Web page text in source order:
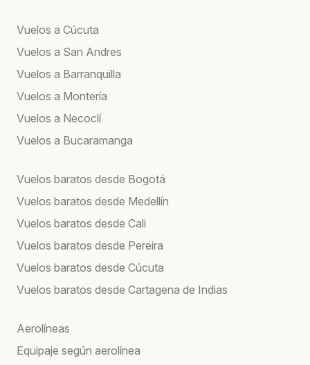
Vuelos a Cúcuta
Vuelos a San Andres
Vuelos a Barranquilla
Vuelos a Montería
Vuelos a Necoclí
Vuelos a Bucaramanga
Vuelos baratos desde Bogotá
Vuelos baratos desde Medellín
Vuelos baratos desde Cali
Vuelos baratos desde Pereira
Vuelos baratos desde Cúcuta
Vuelos baratos desde Cartagena de Indias
Aerolíneas
Equipaje según aerolínea